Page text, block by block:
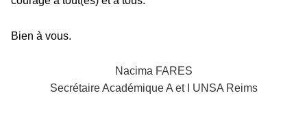
Bien à vous.
Nacima FARES
Secrétaire Académique A et I UNSA Reims